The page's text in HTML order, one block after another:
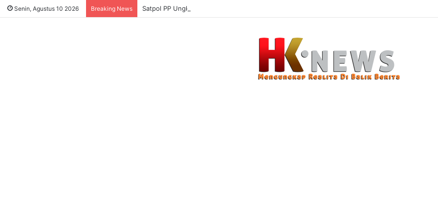
Senin, Agustus 10 2026 Breaking News Satpol PP Ungkap Dugaan Modus Pencurian Kursi Fasum Pemkot Surabaya Pakai Ambulans